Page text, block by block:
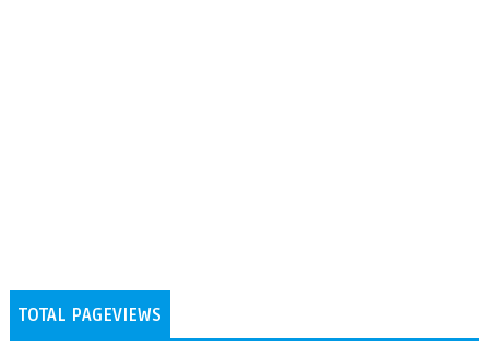
TOTAL PAGEVIEWS